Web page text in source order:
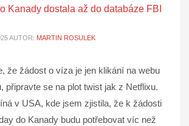
Kanady dostala až do databáze FBI
AUTOR: MARTIN ROSULEK
že žádost o víza je jen klikání na webu
připravte se na plot twist jak z Netflixu.
v USA, kde jsem zjistila, že k žádosti
do Kanady budu potřebovat víc než